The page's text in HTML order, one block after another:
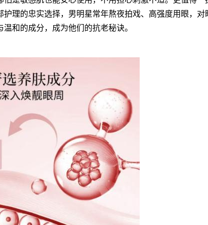
理的忠实选择，男明星常年熬夜拍戏、高强度用眼，对
和的成分，成为他们的抗老秘诀。